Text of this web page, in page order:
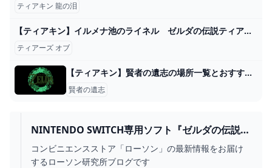
ティアキン 龍の泪
【ティアキン】イルメナ池のライネル ゼルダの伝説ティアーズオブ ザキングダム #ゼルダの伝説 #ティアキン #zelda #shorts - YouTube
ティアーズ オブ
【ティアキン】賢者の遺志の場所一覧とおすすめ強化優先度【ゼルダの伝説ティアーズオブザキングダム】｜ゲームエイト
賢者の遺志
NINTENDO SWITCH専用ソフト『ゼルダの伝説
ティアーズ オブ ザ キングダム』の発売時期に合
わせて登場した一番くじの再販売が決定！｜ロー
コンビニエンスストア「ローソン」の最新情報をお届け
するローソン研究所ブログです